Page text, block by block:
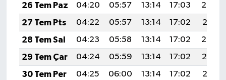
26 Tem Paz
04:20 05:57 13:14 17:03
20:22
27 Tem Pts
04:22 05:57 13:14 17:02
20:21
28 Tem Sal
04:23 05:58 13:14 17:02
20:20
29 Tem Çar
04:24 05:59 13:14 17:02
20:19
30 Tem Per
04:25 06:00 13:14 17:02
20:18